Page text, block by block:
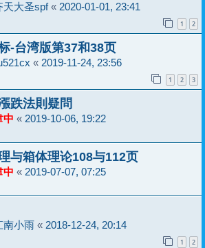
天大圣spf« 2020-01-01, 23:41
1 2
-台湾版第37和38页
« 2019-11-24, 23:56
1 2 3
跌法則疑問
中 « 2019-10-06, 19:22
与箱体理论108与112页
中 « 2019-07-07, 07:25
南小雨 « 2018-12-24, 20:14
1 2